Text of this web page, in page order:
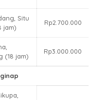
Situ
jam)
Rp2.700.000
(18 jam)
Rp3.000.000